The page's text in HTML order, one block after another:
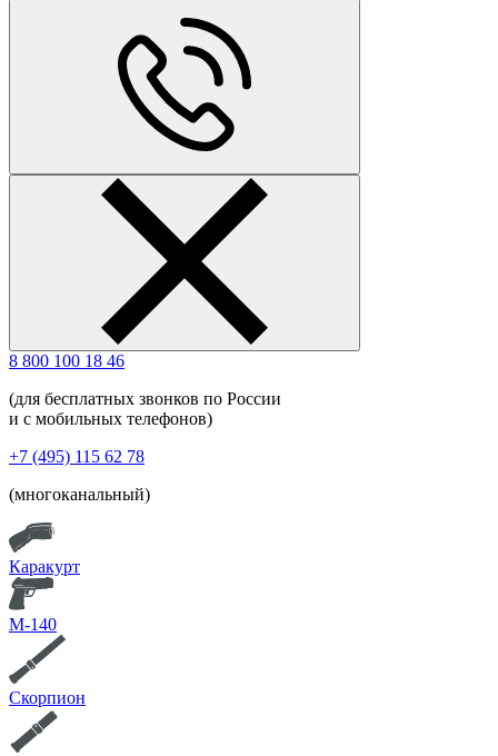
8 800 100 18 46
(для бесплатных звонков по России
и с мобильных телефонов)
+7 (495) 115 62 78
(многоканальный)
Каракурт
М-140
Скорпион